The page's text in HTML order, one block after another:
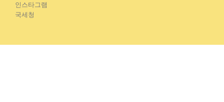
인스타그램
국세청